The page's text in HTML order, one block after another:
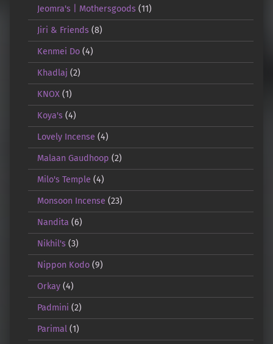
Jeomra's | Mothersgoods(11)
Jiri & Friends(8)
Kenmei Do(4)
Khadlaj (2)
KNOX(1)
Koya's(4)
Lovely Incense (4)
Malaan Gaudhoop (2)
Milo's Temple (4)
Monsoon Incense (23)
Nandita (6)
Nikhil's(3)
Nippon Kodo(9)
Orkay(4)
Padmini (2)
Parimal(1)